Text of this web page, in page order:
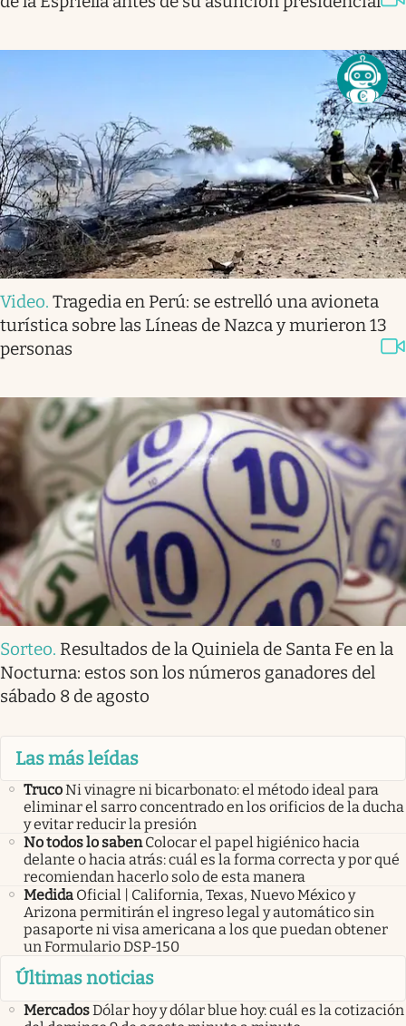
Video. Tragedia en Perú: se estrelló una avioneta
turística sobre las Líneas de Nazca y murieron 13
personas
Sorteo. Resultados de la Quiniela de Santa Fe en la
Nocturna: estos son los números ganadores del
sábado 8 de agosto
Las más leídas
TrucoNi vinagre ni bicarbonato: el método ideal para
eliminar el sarro concentrado en los orificios de la ducha
y evitar reducir la presión
No todos lo saben Colocar el papel higiénico hacia
delante o hacia atrás: cuál es la forma correcta y por qué
recomiendan hacerlo solo de esta manera
Medida Oficial | California, Texas, Nuevo México y
Arizona permitirán el ingreso legal y automático sin
pasaporte ni visa americana a los que puedan obtener
un Formulario DSP-150
Últimas noticias
MercadosDólar hoy y dólar blue hoy: cuál es la cotización